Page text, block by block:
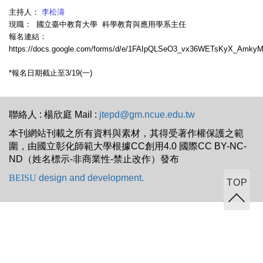
主持人： 李松濤
現職： 國立臺中教育大學 科學教育與應用學系主任
報名連結：
https://docs.google.com/forms/d/e/
*報名日期截止至3/19(一)
TOP
聯絡人 : 楊欣庭 Mail : jtepd@gm.ncue.edu.tw
本刊網站刊載之所有資料與素材，其得受著作權保護之範
圍，由國立彰化師範大學根據CC創用4.0 國際CC BY-NC-
ND（姓名標示-非商業性-禁止改作）發布
BEISU design and development.